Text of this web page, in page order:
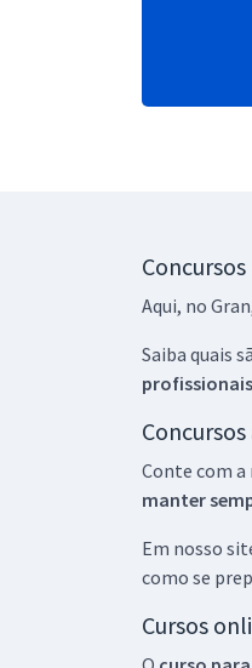
Concursos
Aqui, no
Saiba quais
Conte com a
manter
Em nosso
como se
Cursos